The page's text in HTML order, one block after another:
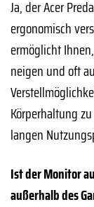
Ja, der Acer
ergonomisch
ermöglicht
neigen und oft
Körperhaltung
langen
Ist der Monitor
außerhalb des